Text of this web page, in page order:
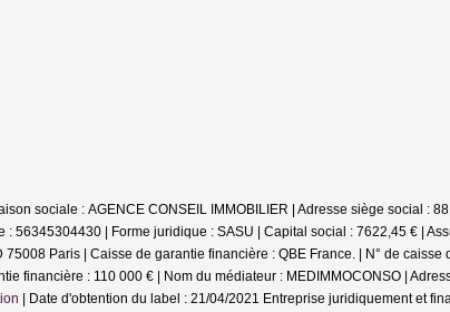
sociale : AGENCE CONSEIL IMMOBILIER | Adresse siège social :
56345304430 | Forme juridique : SASU | Capital social : 7622,45 € |
Paris | Caisse de garantie financière : QBE France. | N° de
financière : 110 000 € | Nom du médiateur : MEDIMMOCONSO |
| Date d'obtention du label : 21/04/2021 Entreprise juridiquement et